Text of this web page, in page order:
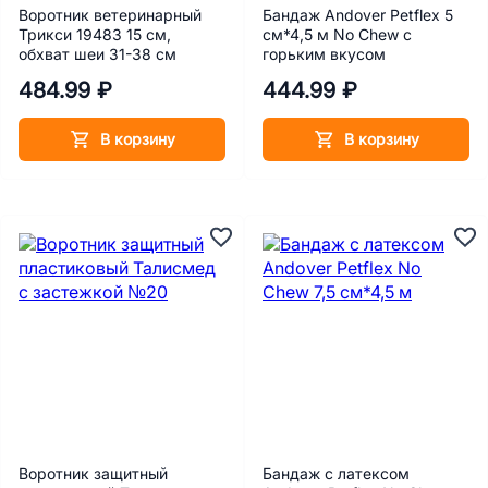
Воротник ветеринарный
Трикси 19483 15 см,
обхват шеи 31-38 см
484.99 ₽
В корзину
Бандаж Andover Petflex 5
см*4,5 м No Chew с
горьким вкусом
444.99 ₽
В корзину
Воротник защитный
Бандаж с латексом